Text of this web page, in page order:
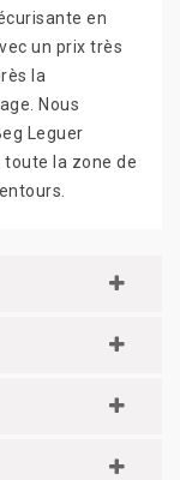
en
un prix très
la
Nous
Leguer
la zone de